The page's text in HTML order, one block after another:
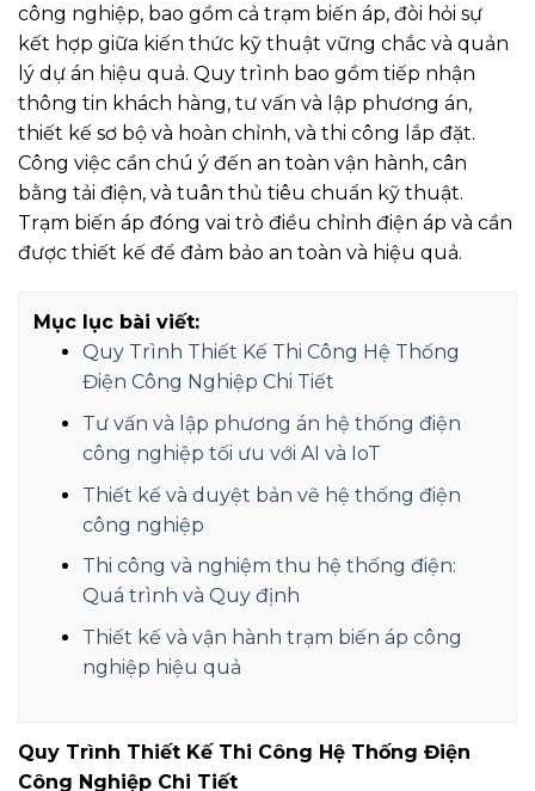
công nghiệp, bao gồm cả trạm biến áp, đòi hỏi sự
kết hợp giữa kiến thức kỹ thuật vững chắc và quản
lý dự án hiệu quả. Quy trình bao gồm tiếp nhận
thông tin khách hàng, tư vấn và lập phương án,
thiết kế sơ bộ và hoàn chỉnh, và thi công lắp đặt.
Công việc cần chú ý đến an toàn vận hành, cân
bằng tải điện, và tuân thủ tiêu chuẩn kỹ thuật.
Trạm biến áp đóng vai trò điều chỉnh điện áp và cần
được thiết kế để đảm bảo an toàn và hiệu quả.
Mục lục bài viết:
Quy Trình Thiết Kế Thi Công Hệ Thống
Điện Công Nghiệp Chi Tiết
Tư vấn và lập phương án hệ thống điện
công nghiệp tối ưu với AI và IoT
Thiết kế và duyệt bản vẽ hệ thống điện
công nghiệp
Thi công và nghiệm thu hệ thống điện:
Quá trình và Quy định
Thiết kế và vận hành trạm biến áp công
nghiệp hiệu quả
Quy Trình Thiết Kế Thi Công Hệ Thống Điện
Công Nghiệp Chi Tiết